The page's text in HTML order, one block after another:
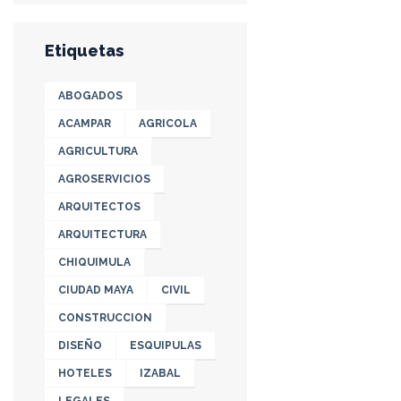
Etiquetas
ABOGADOS
ACAMPAR AGRICOLA
AGRICULTURA
AGROSERVICIOS
ARQUITECTOS
ARQUITECTURA
CHIQUIMULA
CIUDAD MAYA CIVIL
CONSTRUCCION
DISEÑO ESQUIPULAS
HOTELES IZABAL